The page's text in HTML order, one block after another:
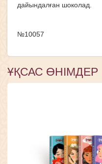
дайындалған шоколад.
№10057
ҰҚСАС ӨНІМДЕР